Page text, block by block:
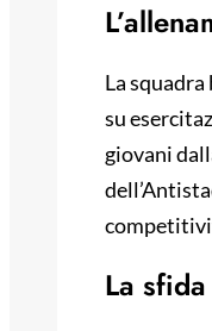
La
su
giovani
La